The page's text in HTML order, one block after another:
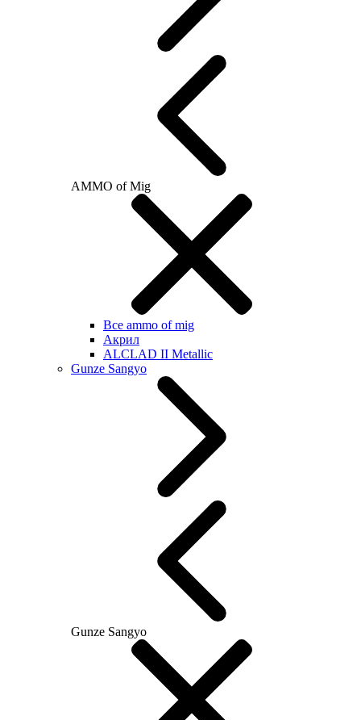
AMMO of Mig
Все ammo of mig
Акрил
ALCLAD II Metallic
Gunze Sangyo
Gunze Sangyo